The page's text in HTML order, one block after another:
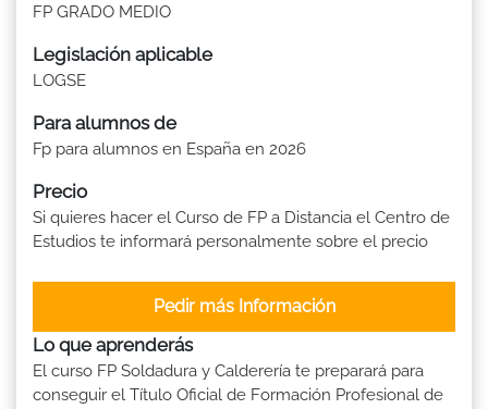
FP GRADO MEDIO
Legislación aplicable
LOGSE
Para alumnos de
Fp para alumnos en España en 2026
Precio
Si quieres hacer el Curso de FP a Distancia el Centro de
Estudios te informará personalmente sobre el precio
Pedir más Información
Lo que aprenderás
El curso FP Soldadura y Calderería te preparará para
conseguir el Título Oficial de Formación Profesional de